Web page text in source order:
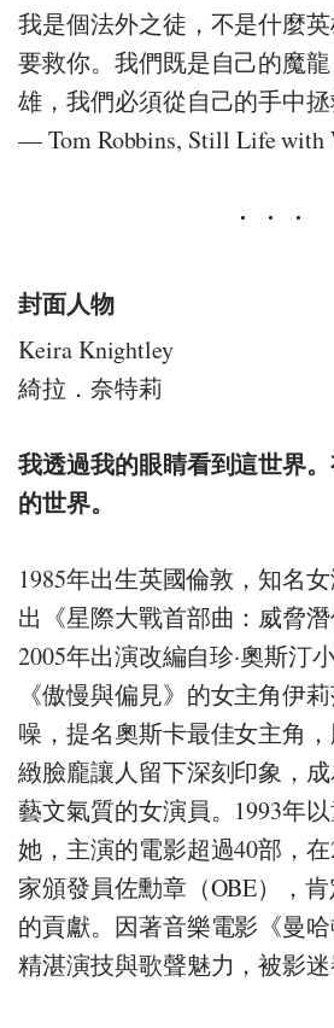
我是個法外之徒，不是什麼
要救你。我們既是自己的魔
雄，我們必須從自己的手中拯
— Tom Robbins, Still Life with
封面人物
Keira Knightley
綺拉．奈特莉
我透過我的眼睛看到這世界
的世界。
1985年出生英國倫敦，知名
出《星際大戰首部曲：威脅
2005年出演改編自珍·奧斯汀
《傲慢與偏見》的女主角伊
噪，提名奧斯卡最佳女主角
緻臉龐讓人留下深刻印象，
藝文氣質的女演員。1993年
她，主演的電影超過40部，
家頒發員佐勳章（OBE），
的貢獻。因著音樂電影《曼
精湛演技與歌聲魅力，被影迷